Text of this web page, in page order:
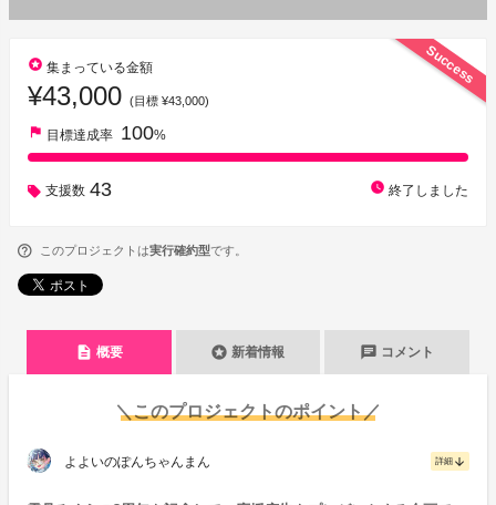
Success
stars 集まっている金額
¥43,000 (目標 ¥43,000)
flag 目標達成率 100%
支援数 43 watch_later 終了しました
このプロジェクトは実行確約型です。
description 概要 stars 新着情報 chat コメント
＼このプロジェクトのポイント／
よよいのぽんちゃんまん 詳細 arrow_downward